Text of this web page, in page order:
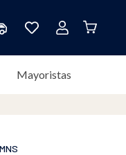
Mayoristas